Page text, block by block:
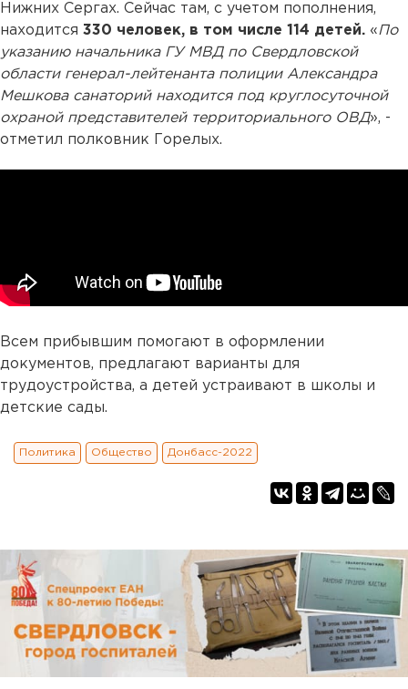
Нижних Сергах. Сейчас там, с учетом пополнения,
находится 330 человек, в том числе 114 детей. « По
указанию начальника ГУ МВД по Свердловской
области генерал-лейтенанта полиции Александра
Мешкова санаторий находится под круглосуточной
охраной представителей территориального ОВД», -
отметил полковник Горелых.
Всем прибывшим помогают в оформлении
документов, предлагают варианты для
трудоустройства, а детей устраивают в школы и
детские сады.
Политика Общество Донбасс-2022